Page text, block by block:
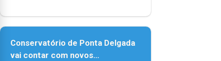
Conservatório de Ponta Delgada
vai contar com novos